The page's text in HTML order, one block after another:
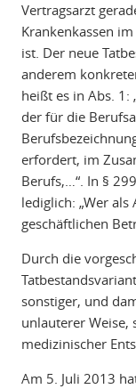
Vertragsarzt
Krankenkassen
ist. Der neue
anderem
heißt es in Abs. 1:
der für die
erfordert, im
Berufs,…“. In §
lediglich: „Wer
geschäftlichen
Durch die
sonstiger, und
unlauterer Weise,
medizinischer
Am 5. Juli 2013